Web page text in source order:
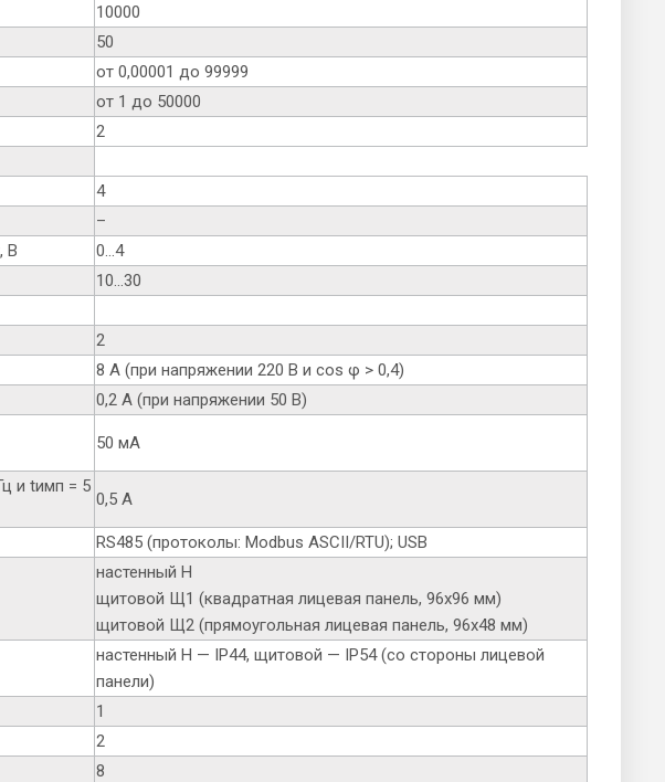
10000
50
от 0,00001 до 99999
от 1 до 50000
2
4
–
В
0…4
10…30
2
8 А (при напряжении 220 В и cos φ > 0,4)
0,2 А (при напряжении 50 В)
50 мА
и tимп = 5
0,5 А
RS485 (протоколы: Modbus ASCII/RTU); USB
настенный Н
щитовой Щ1 (квадратная лицевая панель, 96х96 мм)
щитовой Щ2 (прямоугольная лицевая панель, 96х48 мм)
настенный Н — IP44, щитовой — IP54 (со стороны лицевой
панели)
1
2
8